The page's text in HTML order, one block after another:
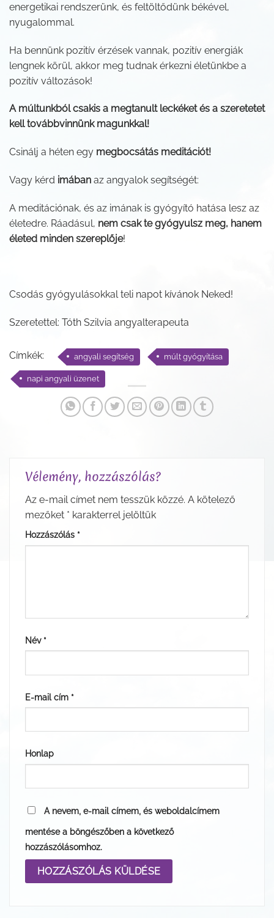
energetikai rendszerünk, és feltöltődünk békével,
nyugalommal.
Ha bennünk pozitív érzések vannak, pozitív energiák
lengnek körül, akkor meg tudnak érkezni életünkbe a
pozitív változások!
A múltunkból csakis a megtanult leckéket és a szeretetet
kell továbbvinnünk magunkkal!
Csinálj a héten egy megbocsátás meditációt!
Vagy kérd imában az angyalok segítségét:
A meditációnak, és az imának is gyógyító hatása lesz az
életedre. Ráadásul, nem csak te gyógyulsz meg, hanem
életed minden szereplője!
Csodás gyógyulásokkal teli napot kívánok Neked!
Szeretettel: Tóth Szilvia angyalterapeuta
Címkék: angyali segítség múlt gyógyítása
napi angyali üzenet
Vélemény, hozzászólás?
Az e-mail címet nem tesszük közzé. A kötelező
mezőket * karakterrel jelöltük
Hozzászólás *
Név *
E-mail cím *
Honlap
A nevem, e-mail címem, és weboldalcímem
mentése a böngészőben a következő
hozzászólásomhoz.